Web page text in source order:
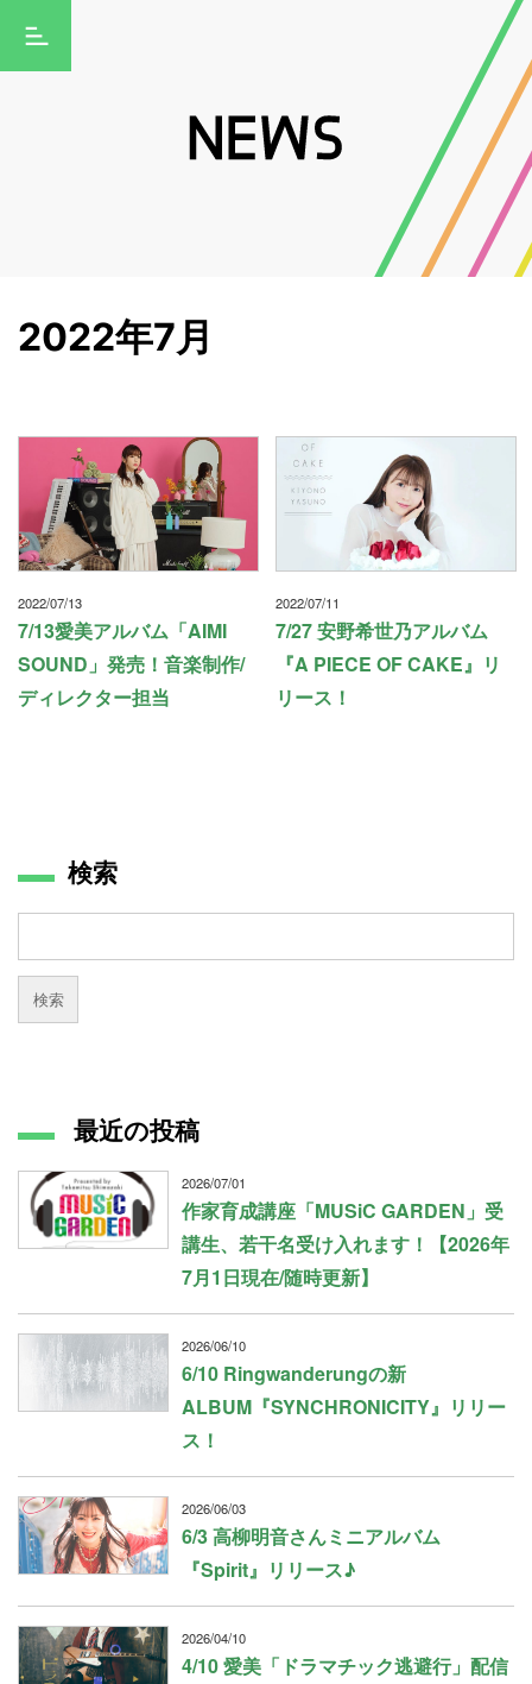
2022年7月
2022/07/13
7/13愛美アルバム「AIMI
SOUND」発売！音楽制作/
ディレクター担当
2022/07/11
7/27 安野希世乃アルバム
『A PIECE OF CAKE』リ
リース！
検索
最近の投稿
2026/07/01
作家育成講座「MUSiC GARDEN」受
講生、若干名受け入れます！【2026年
7月1日現在/随時更新】
2026/06/10
6/10 Ringwanderungの新
ALBUM『SYNCHRONICITY』リリー
ス！
2026/06/03
6/3 高柳明音さんミニアルバム
『Spirit』リリース♪
2026/04/10
4/10 愛美「ドラマチック逃避行」配信